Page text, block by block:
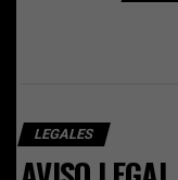
LEGALES